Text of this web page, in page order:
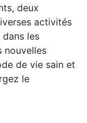
deux
activités
les
nouvelles
de vie sain et
le